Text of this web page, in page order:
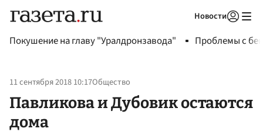
Новости
Покушение на главу "Уралдронзавода" Проблемы с
11 сентября 2018 10:17Общество
Павликова и Дубовик остаются
дома